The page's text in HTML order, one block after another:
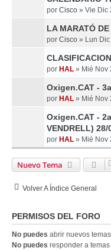
por Cisco » Vie Dic
LA MARATÓ
por Cisco » Lun
por HAL » Mié Nov
Oxigen.CAT -
por HAL » Mié Nov
Oxigen.CAT -
VENDRELL) 28/
por HAL » Mié Nov
Nuevo Tema
Volver A Índice General
PERMISOS DEL FORO
No puedes abrir nuevos
No puedes responder a